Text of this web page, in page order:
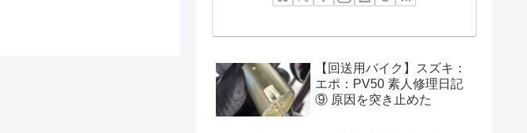
【回送用バイク】スズキ：
エポ：PV50 素人修理日記
⑨ 原因を突き止めた